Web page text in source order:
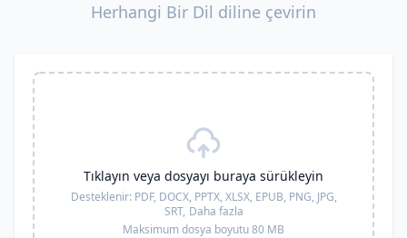
Herhangi Bir Dil diline çevirin
Tıklayın veya dosyayı buraya sürükleyin
Desteklenir: PDF, DOCX, PPTX, XLSX, EPUB, PNG, JPG,
SRT, Daha fazla
Maksimum dosya boyutu 80 MB